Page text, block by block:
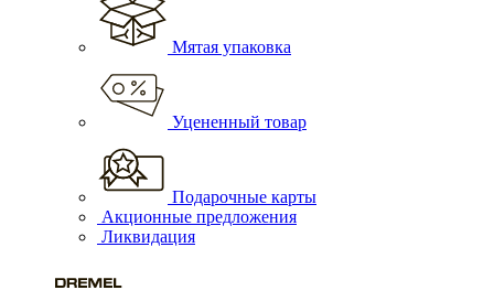
Мятая упаковка
Уцененный товар
Подарочные карты
Акционные предложения
Ликвидация